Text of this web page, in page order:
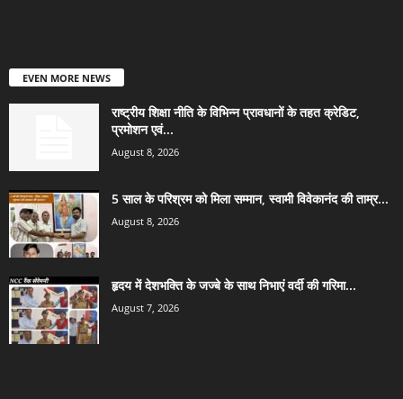
EVEN MORE NEWS
राष्ट्रीय शिक्षा नीति के विभिन्न प्रावधानों के तहत क्रेडिट,
प्रमोशन एवं...
August 8, 2026
5 साल के परिश्रम को मिला सम्मान, स्वामी विवेकानंद की ताम्र...
August 8, 2026
हृदय में देशभक्ति के जज्बे के साथ निभाएं वर्दी की गरिमा...
August 7, 2026